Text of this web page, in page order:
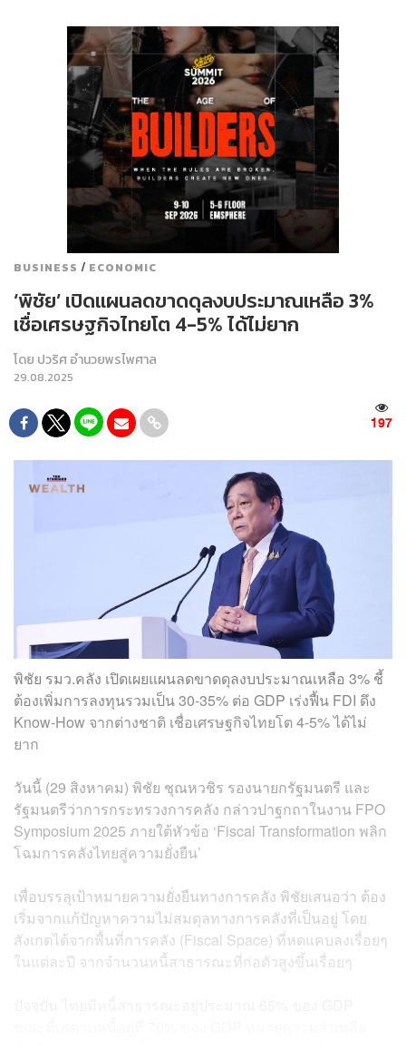
BUSINESS / ECONOMIC
‘พิชัย’ เปิดแผนลดขาดดุลงบประมาณเหลือ 3%
เชื่อเศรษฐกิจไทยโต 4-5% ได้ไม่ยาก
โดย ปวริศ อำนวยพรไพศาล
29.08.2025
197
พิชัย รมว.คลัง เปิดเผยแผนลดขาดดุลงบประมาณเหลือ 3% ชี้
ต้องเพิ่มการลงทุนรวมเป็น 30-35% ต่อ GDP เร่งฟื้น FDI ดึง
Know-How จากต่างชาติ เชื่อเศรษฐกิจไทยโต 4-5% ได้ไม่
ยาก
วันนี้ (29 สิงหาคม) พิชัย ชุณหวชิร รองนายกรัฐมนตรี และ
รัฐมนตรีว่าการกระทรวงการคลัง กล่าวปาฐกถาในงาน FPO
Symposium 2025 ภายใต้หัวข้อ ‘Fiscal Transformation พลิก
โฉมการคลังไทยสู่ความยั่งยืน’
เพื่อบรรลุเป้าหมายความยั่งยืนทางการคลัง พิชัยเสนอว่า ต้อง
เริ่มจากแก้ปัญหาความไม่สมดุลทางการคลังที่เป็นอยู่ โดย
สังเกตได้จากพื้นที่การคลัง (Fiscal Space) ที่หดแคบลงเรื่อยๆ
ในแต่ละปี จากจำนวนหนี้สาธารณะที่ก่อตัวสูงขึ้นเรื่อยๆ